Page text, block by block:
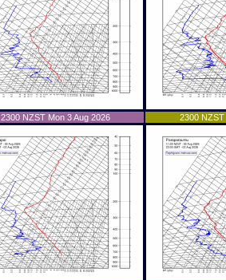
2300 NZST Mon 3 Aug 2026 2300 NZST